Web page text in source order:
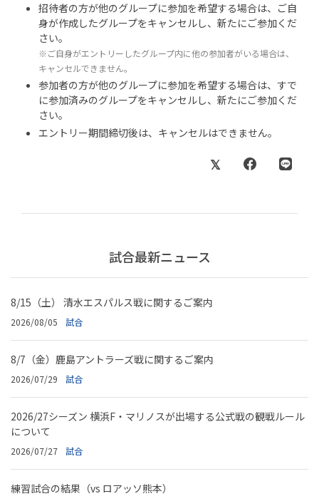
招待者の方が他のグループに参加を希望する場合は、ご自
身が作成したグループをキャンセルし、新たにご参加くだ
さい。
※ご自身がエントリーしたグループ内に他の参加者がいる場合は、
キャンセルできません。
参加者の方が他のグループに参加を希望する場合は、すで
に参加済みのグループをキャンセルし、新たにご参加くだ
さい。
エントリー期間締切後は、キャンセルはできません。
試合最新ニュース
8/15（土） 清水エスパルス戦に関するご案内
2026/08/05 試合
8/7（金）鹿島アントラーズ戦に関するご案内
2026/07/29 試合
2026/27シーズン 横浜F・マリノスが出場する公式戦の観戦ルール
について
2026/07/27 試合
練習試合の結果（vs ロアッソ熊本）